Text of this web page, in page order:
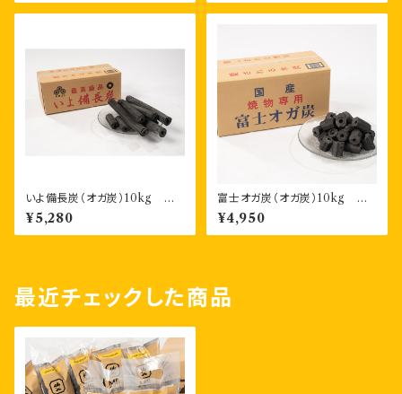
いよ備長炭（オガ炭）10kg 形
状四角形or八角形 1箱
¥5,280
富士オガ炭（オガ炭）10kg 形
状四角形or八角形 1箱
¥4,950
最近チェックした商品